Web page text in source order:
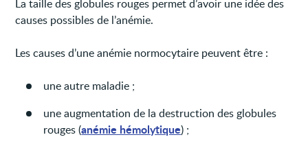
La taille des globules rouges permet d’avoir une idée des
causes possibles de l’anémie.
Les causes d’une anémie normocytaire peuvent être :
une autre maladie ;
une augmentation de la destruction des globules
rouges (anémie hémolytique) ;